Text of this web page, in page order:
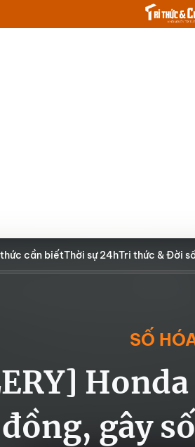
cần biếtThời sự 24hTri thức & Đời
SỐ
gây